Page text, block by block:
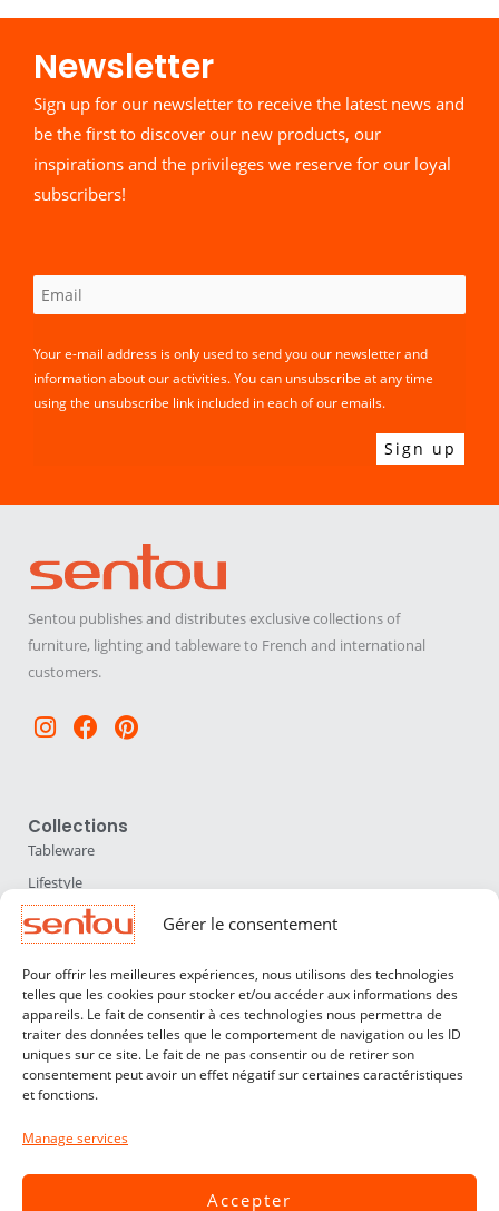
Gérer le consentement
Pour offrir les meilleures expériences, nous utilisons des technologies
telles que les cookies pour stocker et/ou accéder aux informations des
appareils. Le fait de consentir à ces technologies nous permettra de
traiter des données telles que le comportement de navigation ou les ID
uniques sur ce site. Le fait de ne pas consentir ou de retirer son
consentement peut avoir un effet négatif sur certaines caractéristiques
et fonctions.
Manage services
Accepter
Newsletter​
Sign up for our newsletter to receive the latest news and
be the first to discover our new products, our
inspirations and the privileges we reserve for our loyal
subscribers!
Your e-mail address is only used to send you our newsletter and
information about our activities. You can unsubscribe at any time
using the unsubscribe link included in each of our emails.
Sentou publishes and distributes exclusive collections of
furniture, lighting and tableware to French and international
customers.
Instagram
Facebook
Pinterest
Collections
Tableware
Lifestyle
Home Accessories
Lighting
Furniture
Sentou
About us
Our designers